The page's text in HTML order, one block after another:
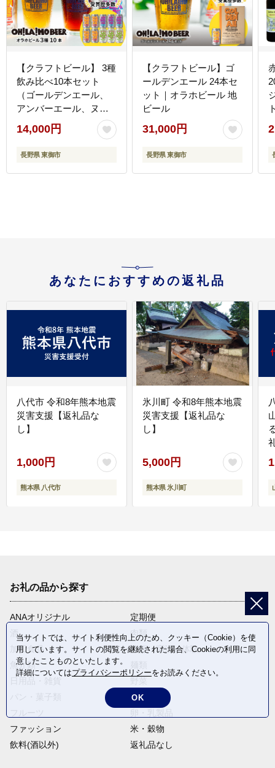
【クラフトビール】 3種
飲み比べ10本セット
（ゴールデンエール、
アンバーエール、ヌー
ベルセゾン） 350ml 10
本 10缶｜オラホビール
飲み比べ 長野 東御市 信
温
14,000円
長野県 東御市
【クラフトビール】ゴ
ールデンエール 24本セ
ット｜オラホビール 地
ビール
31,000円
長野県 東御市
あなたにおすすめの返礼品
八代市 令和8年熊本地震
災害支援【返礼品な
し】
1,000円
熊本県 八代市
氷川町 令和8年熊本地震
災害支援【返礼品な
し】
5,000円
熊本県 氷川町
お礼の品から探す
ANAオリジナル
定期便
酒
肉類
加工食品
旅行・宿泊・体験
魚介類
電化製品
ファッション
米・穀物
飲料(酒以外)
返礼品なし
当サイトでは、サイト利便性向上のため、クッキー（Cookie）を使
用しています。サイトの閲覧を継続された場合、Cookieの利用に同
意したことものといたします。
詳細についてはプライバシーポリシーをお読みください。
OK